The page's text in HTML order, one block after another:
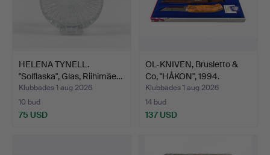
HELENA TYNELL.
"Solflaska", Glas, Riihimäe…
Klubbades 1 aug 2026
10 bud
75 USD
OL-KNIVEN, Brusletto &
Co, "HÅKON", 1994.
Klubbades 1 aug 2026
14 bud
137 USD